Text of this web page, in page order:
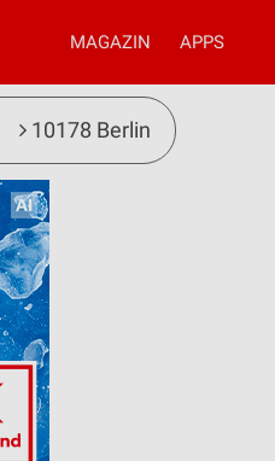
MAGAZIN APPS
10178 Berlin